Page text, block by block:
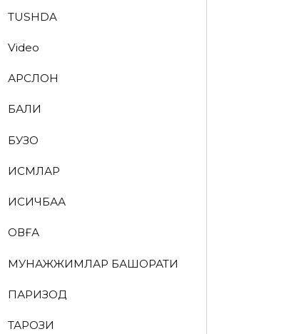
TUSHDA
Video
АРСЛОН
БАЛИҚ
БУЗОҚ
ИСМЛАР
ҚИСҚИЧБАҚА
ҚОВҒА
МУНАЖЖИМЛАР БАШОРАТИ
ПАРИЗОД
ТАРОЗИ